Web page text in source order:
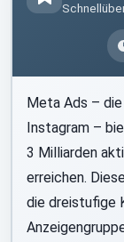
Meta Ads –
Instagram –
3 Milliarden
erreichen.
die dreistufige